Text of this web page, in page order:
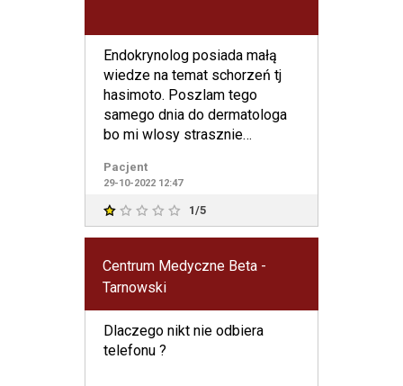
Endokrynolog posiada małą
wiedze na temat schorzeń tj
hasimoto. Poszlam tego
samego dnia do dermatologa
bo mi wlosy strasznie
krwi g
Pacjent
29-10-2022 12:47
1/5
Centrum Medyczne Beta -
Tarnowski
Dlaczego nikt nie odbiera
telefonu ?